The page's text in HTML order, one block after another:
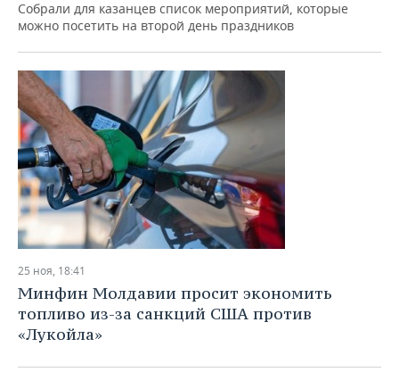
Собрали для казанцев список мероприятий, которые
можно посетить на второй день праздников
25 ноя, 18:41
Минфин Молдавии просит экономить
топливо из-за санкций США против
«Лукойла»